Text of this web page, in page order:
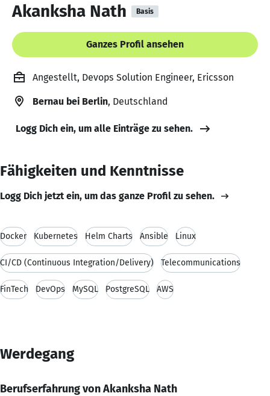
Akanksha Nath Basis
Ganzes Profil ansehen
Angestellt, Devops Solution Engineer, Ericsson
Bernau bei Berlin, Deutschland
Logg Dich ein, um alle Einträge zu sehen.
Fähigkeiten und Kenntnisse
Logg Dich jetzt ein, um das ganze Profil zu sehen.
Docker Kubernetes Helm Charts Ansible Linux
CI/CD (Continuous Integration/Delivery) Telecommunications
FinTech DevOps MySQL PostgreSQL AWS
Werdegang
Berufserfahrung von Akanksha Nath